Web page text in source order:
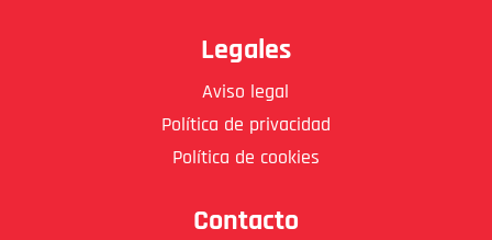
Legales
Aviso legal
Política de privacidad
Política de cookies
Contacto